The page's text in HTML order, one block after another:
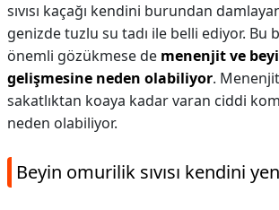
sıvısı kaçağı kendini burundan
genizde tuzlu su tadı ile belli ediyor. Bu
önemli gözükmese de menenjit ve
gelişmesine neden olabiliyor.
sakatlıktan koaya kadar varan ciddi
neden olabiliyor.
Beyin omurilik sıvısı kendini